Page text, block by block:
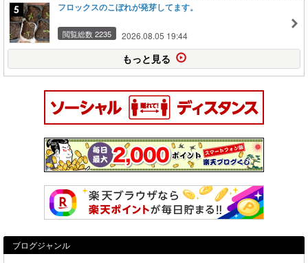
フロックスのこぼれが発芽してます。
閲覧総数 2235 2026.08.05 19:44
もっと見る
ブログジャンル